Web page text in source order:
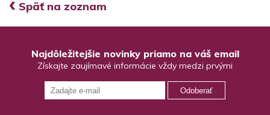
Späť na zoznam
Najdôležitejšie novinky priamo na váš email
Získajte zaujímavé informácie vždy medzi prvými
Odoberať